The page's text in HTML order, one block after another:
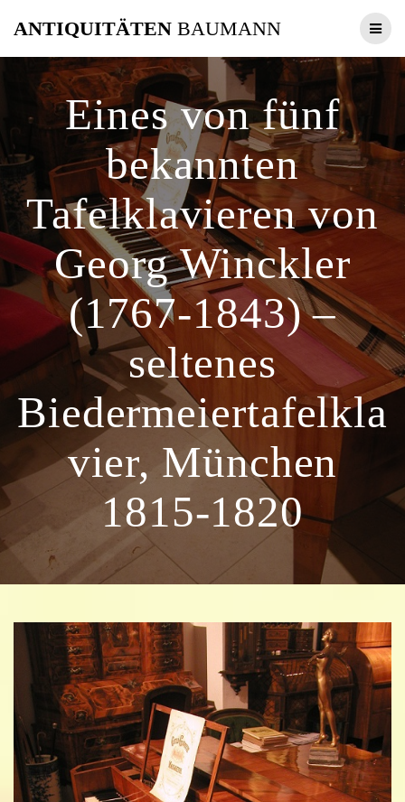
Inhalt
ANTIQUITÄTEN BAUMANN
Eines von fünf
bekannten
Tafelklavieren von
Georg Winckler
(1767-1843) –
seltenes
Biedermeiertafelkla
vier, München
1815-1820